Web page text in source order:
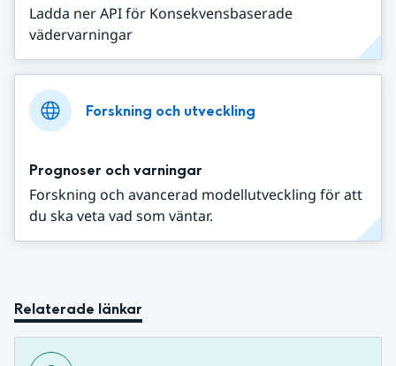
Ladda ner API för Konsekvensbaserade
vädervarningar
Forskning och utveckling
Prognoser och varningar
Forskning och avancerad modellutveckling för att
du ska veta vad som väntar.
Relaterade länkar